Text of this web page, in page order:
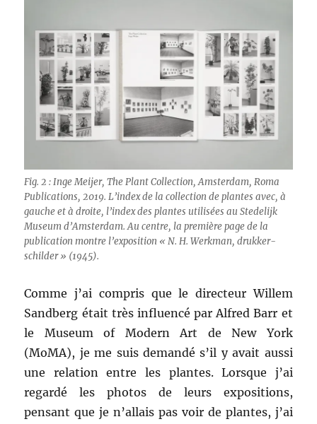
Fig. 2 : Inge Meijer, The Plant Collection, Amsterdam, Roma
Publications, 2019. L’index de la collection de plantes avec, à
gauche et à droite, l’index des plantes utilisées au Stedelijk
Museum d’Amsterdam. Au centre, la première page de la
publication montre l’exposition « N. H. Werkman, drukker-
schilder » (1945).
Comme j’ai compris que le directeur Willem
Sandberg était très influencé par Alfred Barr et
le Museum of Modern Art de New York
(MoMA), je me suis demandé s’il y avait aussi
une relation entre les plantes. Lorsque j’ai
regardé les photos de leurs expositions,
pensant que je n’allais pas voir de plantes, j’ai